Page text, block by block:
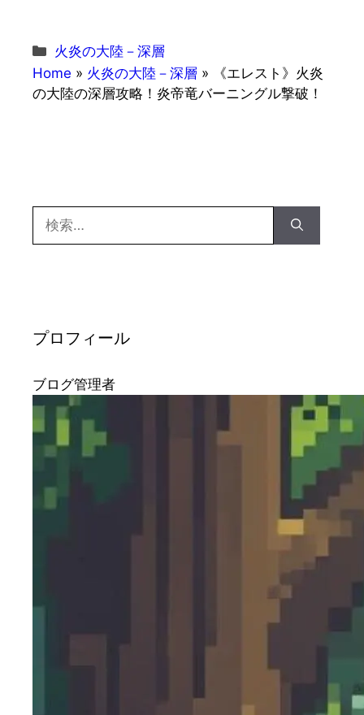
カ
テ
ゴ
火炎の大陸－深層
Home » 火炎の大陸－深層 »
《エレスト》火炎
の大陸の深層攻略！炎帝竜バーニングル撃破！
索:
プロフィール
ブログ管理者